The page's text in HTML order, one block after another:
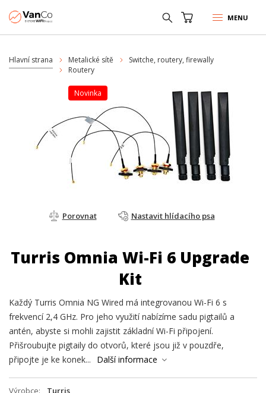
MENU
Hlavní strana Metalické sítě
Switche, routery, firewally
Routery
Novinka
Porovnat Nastavit hlídacího psa
Turris Omnia Wi-Fi 6 Upgrade
Kit
Každý Turris Omnia NG Wired má integrovanou Wi-Fi 6 s
frekvencí 2,4 GHz. Pro jeho využití nabízíme sadu pigtailů a
antén, abyste si mohli zajistit základní Wi-Fi připojení.
Přišroubujte pigtaily do otvorů, které jsou již v pouzdře,
připojte je ke konek...
Další informace
Výrobce
Turris